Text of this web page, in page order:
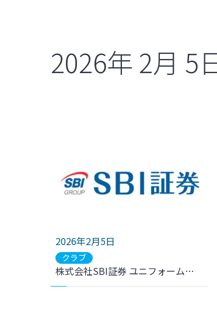
2026年 2月 5
2026年2月5日
クラブ
株式会社SBI証券 ユニフォームパートナー契約締結のお知らせ